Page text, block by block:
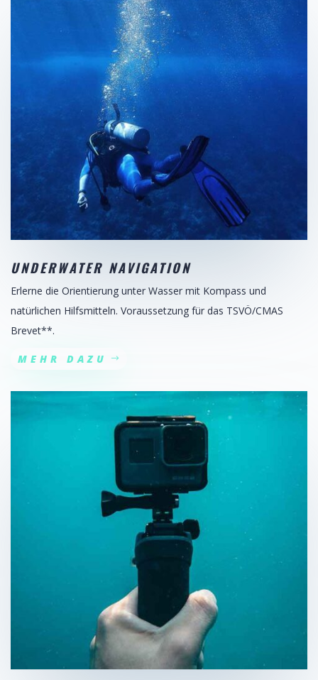
UNDERWATER NAVIGATION
Erlerne die Orientierung unter Wasser mit Kompass und
natürlichen Hilfsmitteln. Voraussetzung für das TSVÖ/CMAS
Brevet**.
MEHR DAZU